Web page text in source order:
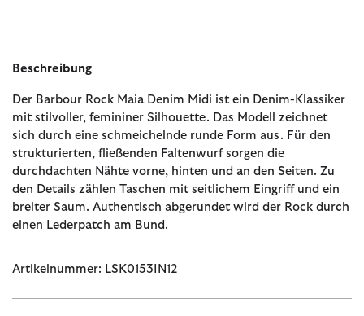
Beschreibung
Der Barbour Rock Maia Denim Midi ist ein Denim-Klassiker
mit stilvoller, femininer Silhouette. Das Modell zeichnet
sich durch eine schmeichelnde runde Form aus. Für den
strukturierten, fließenden Faltenwurf sorgen die
durchdachten Nähte vorne, hinten und an den Seiten. Zu
den Details zählen Taschen mit seitlichem Eingriff und ein
breiter Saum. Authentisch abgerundet wird der Rock durch
einen Lederpatch am Bund.
Artikelnummer: LSK0153IN12